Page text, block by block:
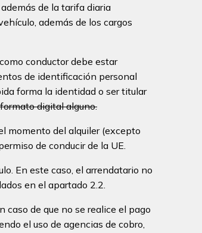
además de la tarifa diaria
además de los cargos
conductor debe estar
de identificación personal
forma la identidad o ser titular
digital alguno.
momento del alquiler (excepto
de conducir de la UE.
En este caso, el arrendatario no
en el apartado 2.2.
caso de que no se realice el pago
el uso de agencias de cobro,